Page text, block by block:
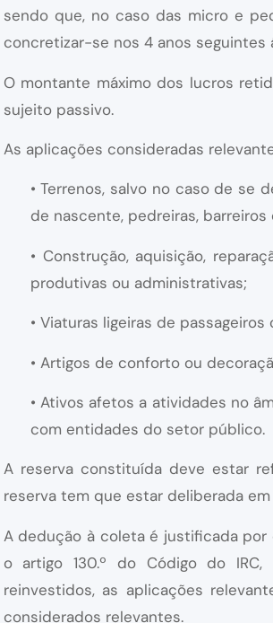
sendo que, no caso das micro e
concretizar-se nos 4 anos seguintes
O montante máximo dos lucros
sujeito passivo.
As aplicações consideradas
• Terrenos, salvo no caso de se
de nascente, pedreiras,
• Construção, aquisição,
produtivas ou administrativas;
• Viaturas ligeiras de
• Artigos de conforto ou
• Ativos afetos a atividades no
com entidades do setor público.
A reserva constituída deve estar
reserva tem que estar deliberada
A dedução à coleta é justificada
o artigo 130.º do Código do
reinvestidos, as aplicações
considerados relevantes.